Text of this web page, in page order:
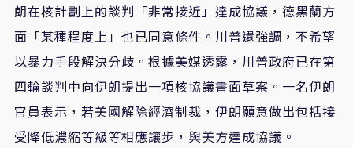
朗在核計劃上的談判「非常接近」達成協議，德黑蘭方
面「某種程度上」也已同意條件。川普還強調，不希望
以暴力手段解決分歧。根據美媒透露，川普政府已在第
四輪談判中向伊朗提出一項核協議書面草案。一名伊朗
官員表示，若美國解除經濟制裁，伊朗願意做出包括接
受降低濃縮等級等相應讓步，與美方達成協議。